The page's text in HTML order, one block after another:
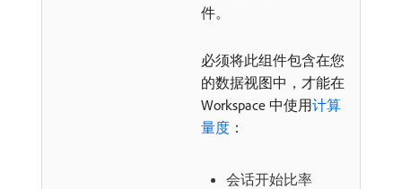
件。
必须将此组件包含在您
的数据视图中，才能在
Workspace 中使用计算
量度 ：
会话开始比率